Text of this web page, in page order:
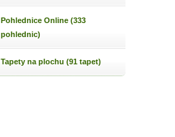
Pohlednice Online (333
pohlednic)
Tapety na plochu (91 tapet)